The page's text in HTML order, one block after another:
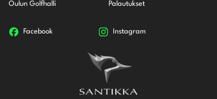
Oulun Golfhalli Palautukset
Facebook Instagram